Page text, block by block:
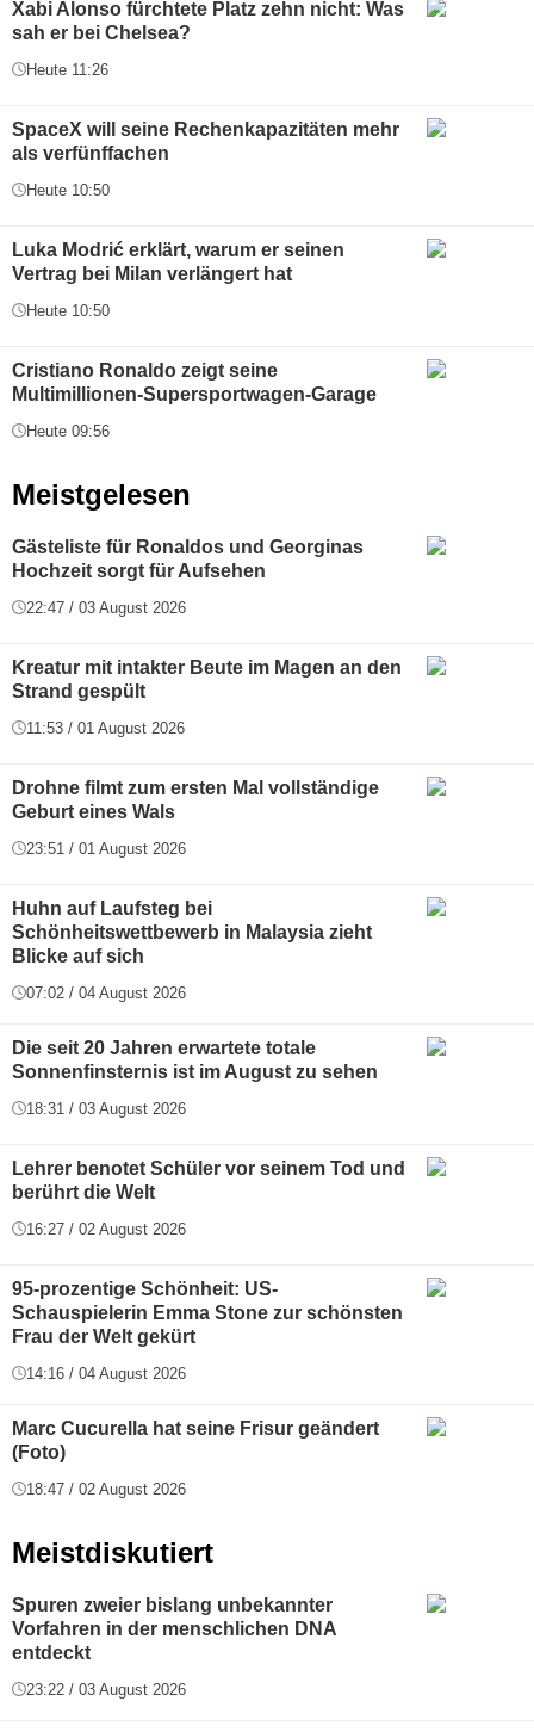
Xabi Alonso fürchtete Platz zehn nicht: Was
sah er bei Chelsea?
Heute 11:26
SpaceX will seine Rechenkapazitäten mehr
als verfünffachen
Heute 10:50
Luka Modrić erklärt, warum er seinen
Vertrag bei Milan verlängert hat
Heute 10:50
Cristiano Ronaldo zeigt seine
Multimillionen-Supersportwagen-Garage
Heute 09:56
Meistgelesen
Gästeliste für Ronaldos und Georginas
Hochzeit sorgt für Aufsehen
22:47 / 03 August 2026
Kreatur mit intakter Beute im Magen an den
Strand gespült
11:53 / 01 August 2026
Drohne filmt zum ersten Mal vollständige
Geburt eines Wals
23:51 / 01 August 2026
Huhn auf Laufsteg bei
Schönheitswettbewerb in Malaysia zieht
Blicke auf sich
07:02 / 04 August 2026
Die seit 20 Jahren erwartete totale
Sonnenfinsternis ist im August zu sehen
18:31 / 03 August 2026
Lehrer benotet Schüler vor seinem Tod und
berührt die Welt
16:27 / 02 August 2026
95-prozentige Schönheit: US-
Schauspielerin Emma Stone zur schönsten
Frau der Welt gekürt
14:16 / 04 August 2026
Marc Cucurella hat seine Frisur geändert
(Foto)
18:47 / 02 August 2026
Meistdiskutiert
Spuren zweier bislang unbekannter
Vorfahren in der menschlichen DNA
entdeckt
23:22 / 03 August 2026